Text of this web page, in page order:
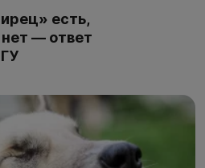
есть,
— ответ